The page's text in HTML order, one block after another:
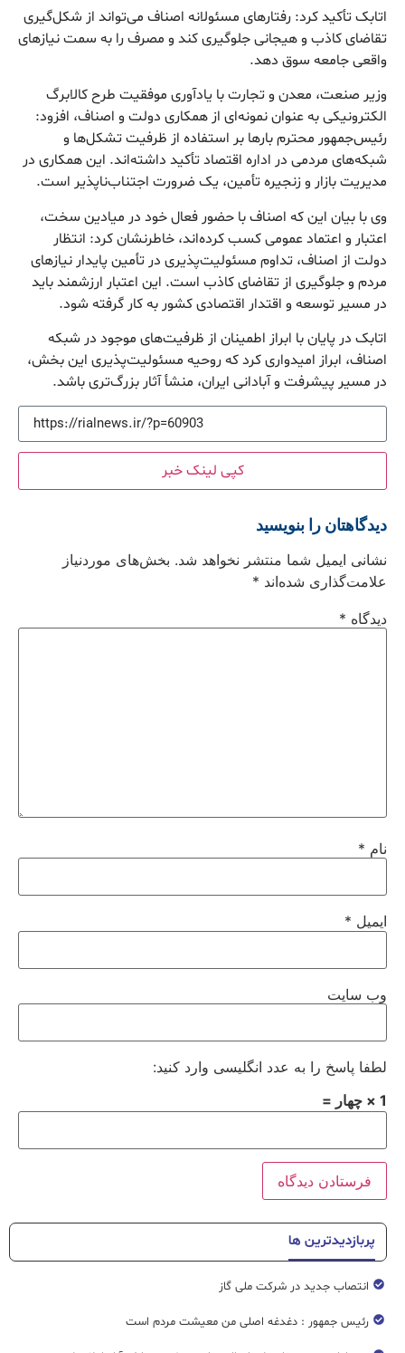
اتابک تأکید کرد: رفتار‌های مسئولانه اصناف می‌تواند از شکل‌گیری
تقاضای کاذب و هیجانی جلوگیری کند و مصرف را به سمت نیاز‌های
واقعی جامعه سوق دهد.
وزیر صنعت، معدن و تجارت با یادآوری موفقیت طرح کالابرگ
الکترونیکی به عنوان نمونه‌ای از همکاری دولت و اصناف، افزود:
رئیس‌جمهور محترم بار‌ها بر استفاده از ظرفیت تشکل‌ها و
شبکه‌های مردمی در اداره اقتصاد تأکید داشته‌اند. این همکاری در
مدیریت بازار و زنجیره تأمین، یک ضرورت اجتناب‌ناپذیر است.
وی با بیان این که اصناف با حضور فعال خود در میادین سخت،
اعتبار و اعتماد عمومی کسب کرده‌اند، خاطرنشان کرد: انتظار
دولت از اصناف، تداوم مسئولیت‌پذیری در تأمین پایدار نیاز‌های
مردم و جلوگیری از تقاضای کاذب است. این اعتبار ارزشمند باید
در مسیر توسعه و اقتدار اقتصادی کشور به کار گرفته شود.
اتابک در پایان با ابراز اطمینان از ظرفیت‌های موجود در شبکه
اصناف، ابراز امیدواری کرد که روحیه مسئولیت‌پذیری این بخش،
در مسیر پیشرفت و آبادانی ایران، منشأ آثار بزرگ‌تری باشد.
کپی لینک خبر
دیدگاهتان را بنویسید
نشانی ایمیل شما منتشر نخواهد شد. بخش‌های موردنیاز
علامت‌گذاری شده‌اند *
دیدگاه *
نام *
ایمیل *
وب‌ سایت
لطفا پاسخ را به عدد انگلیسی وارد کنید:
1 × چهار =
پربازدیدترین ها
انتصاب جدید در شرکت ملی گاز
رئیس جمهور : دغدغه اصلی من معیشت مردم است